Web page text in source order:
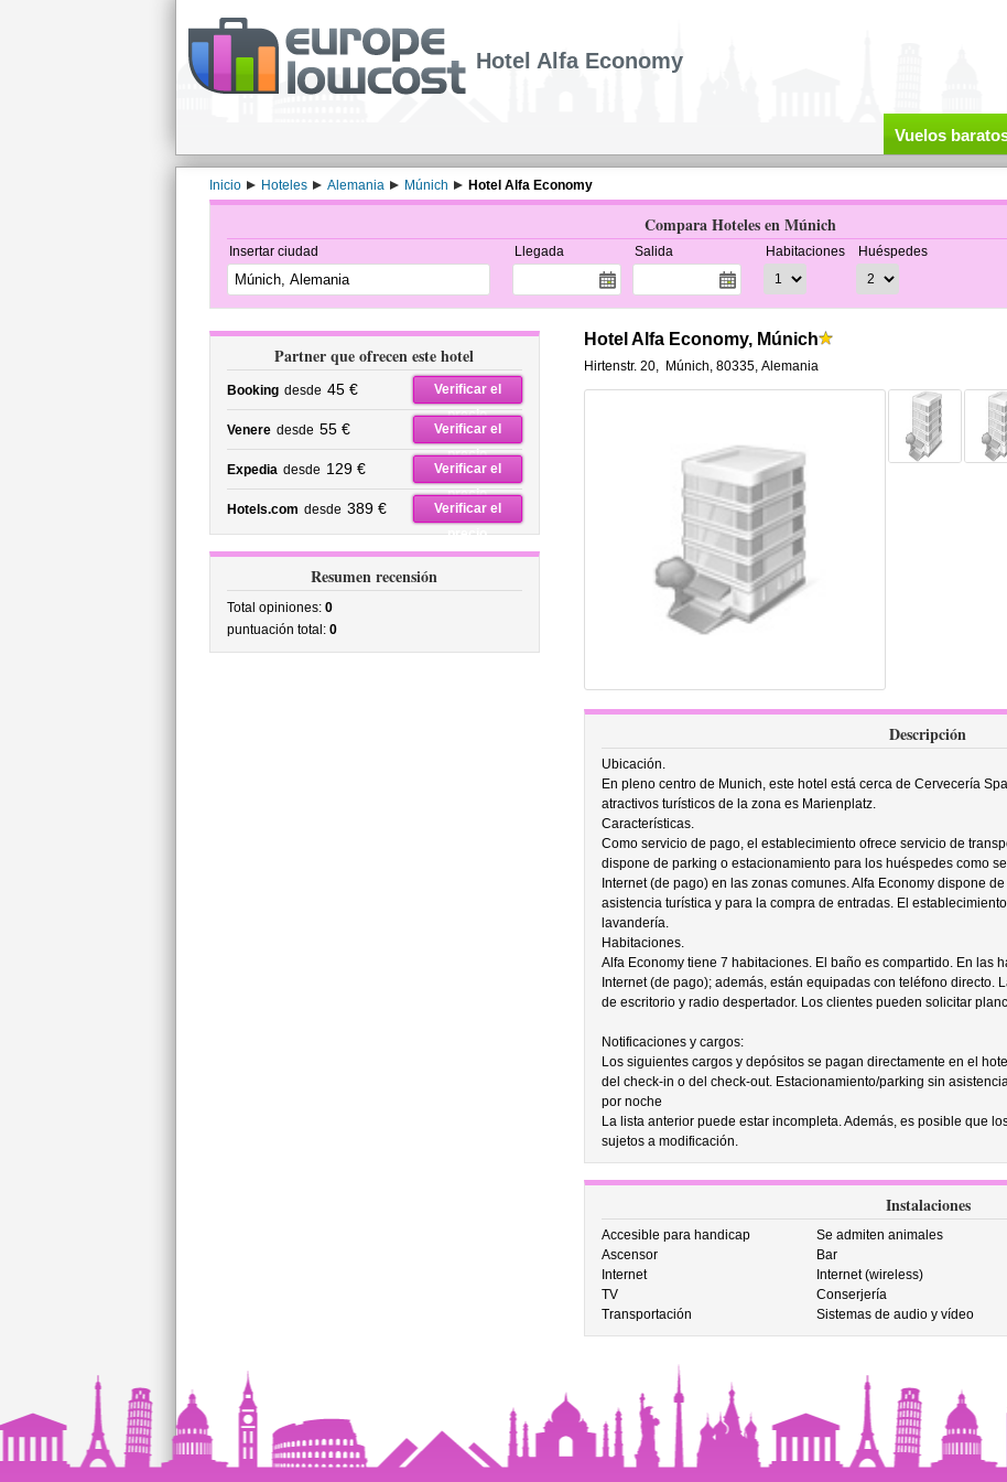
Hotel Alfa Economy
Vuelos
Inicio Hoteles Alemania Múnich Hotel Alfa Economy
Compara Hoteles en Múnich
Insertar ciudad Llegada Salida Habitaciones Huéspedes
Partner que ofrecen este hotel
Booking desde 45 €
Verificar el
precio
Venere desde 55 €
Verificar el
precio
Expedia desde 129 €
Verificar el
precio
Hotels.com desde 389 €
Verificar el
precio
Resumen recensión
Total opiniones: 0
puntuación total: 0
Hotel Alfa Economy, Múnich
Hirtenstr. 20, Múnich, 80335, Alemania
Descripción
Ubicación.
En pleno centro de Munich, este hotel está cerca de Cervecería
atractivos turísticos de la zona es Marienplatz.
Características.
Como servicio de pago, el establecimiento ofrece servicio de
dispone de parking o estacionamiento para los huéspedes como
Internet (de pago) en las zonas comunes. Alfa Economy dispone
asistencia turística y para la compra de entradas. El
lavandería.
Habitaciones.
Alfa Economy tiene 7 habitaciones. El baño es compartido. En las
Internet (de pago); además, están equipadas con teléfono directo.
de escritorio y radio despertador. Los clientes pueden solicitar
Notificaciones y cargos:
Los siguientes cargos y depósitos se pagan directamente en el
del check-in o del check-out. Estacionamiento/parking sin
por noche
La lista anterior puede estar incompleta. Además, es posible que
sujetos a modificación.
Instalaciones
Accesible para handicap Se admiten animales
Ascensor
Bar
Internet
Internet (wireless)
TV
Conserjería
Transportación
Sistemas de audio y vídeo